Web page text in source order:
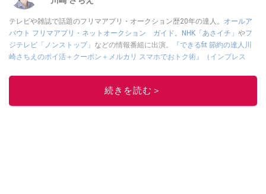
テレビや雑誌で話題のフリマアプリ・オークション歴20年の達人。 オールア
バウト フリマアプリ・ネットオークション ガイド。 NHK「あさイチ」 やフ
ジテレビ「ノンストップ」 などの情報番組に出演。
『できるfit 節約の達人川
崎さちえのポイ活＋クーポン＋メルカリ スマホでおトク術』（インプレス
的に稼ぐ！』（翔泳社刊）
■経歴：2003年、夫が子育てをするために、突然会社を辞める。翌月からの
続きを読む＞